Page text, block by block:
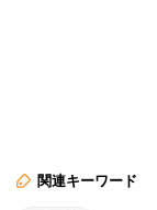
関連キーワード